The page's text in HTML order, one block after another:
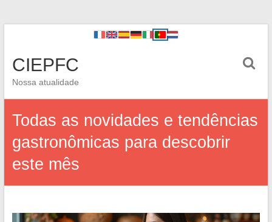
CIEPFC
Nossa atualidade
Todas as novidades e tendências
gastronômicas para descobrir
este mês